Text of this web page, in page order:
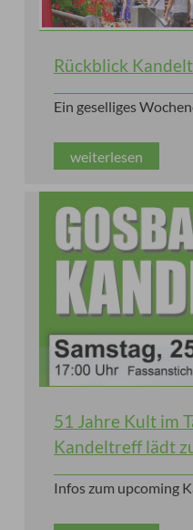
Rückblick
Ein geselliges
weiterlesen
51 Jahre Kult im
Kandeltreff lädt
ein!
Infos zum upcoming